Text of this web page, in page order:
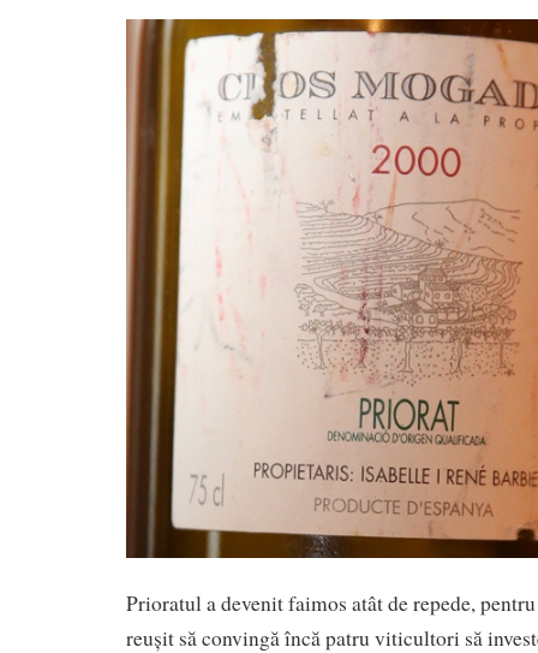
Prioratul a devenit faimos atât de repede,
reușit să convingă încă patru viticultori să